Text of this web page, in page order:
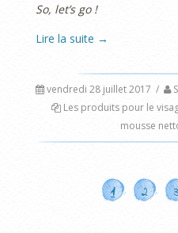
So, let’s go !
Lire la suite →
vendredi 28 juillet 2017 /
Les produits pour le
mousse
1 2 3